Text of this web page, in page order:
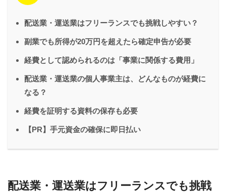
配送業・運送業はフリーランスでも挑戦しやすい？
副業でも所得が20万円を超えたら確定申告が必要
経費として認められるのは「事業に関係する費用」
配送業・運送業の個人事業主は、どんなものが経費に
なる？
経費を証明する資料の保存も必要
【PR】手元資金の確保に即日払い
配送業・運送業はフリーランスでも挑戦